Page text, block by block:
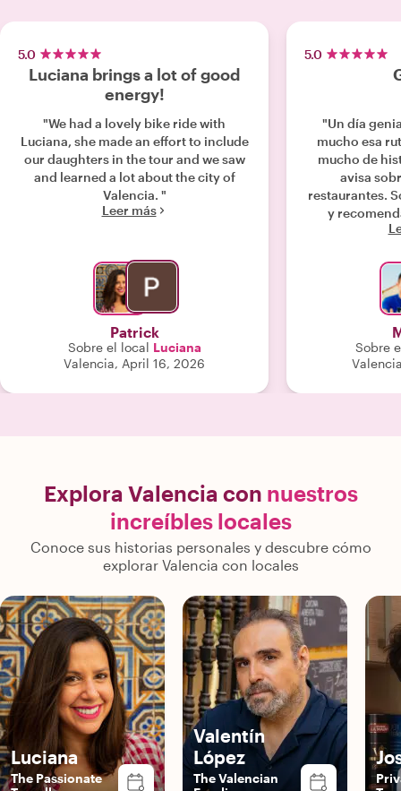
5.0
Luciana brings a lot of good
energy!
"We had a lovely bike ride with
Luciana, she made an effort to include
our daughters in the tour and we saw
and learned a lot about the city of
Valencia. "
Leer más
Patrick
Sobre el local Luciana
Valencia, April 16, 2026
5.0
"Un día
mucho esa
mucho de
avisa
restaurantes.
y
Sobre
Explora Valencia con nuestros
increíbles locales
Conoce sus historias personales y descubre cómo
explorar Valencia con locales
Luciana
The Passionate
Valentín
López
The Valencian